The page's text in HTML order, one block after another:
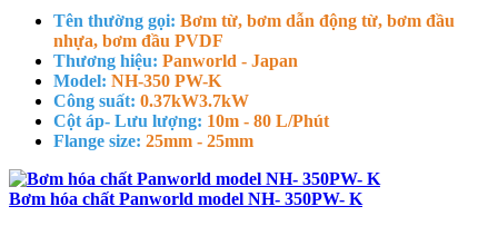
Tên thường gọi: Bơm từ, bơm dẫn động từ, bơm đầu
nhựa, bơm đầu PVDF
Thương hiệu: Panworld - Japan
Model: NH-350 PW-K
Công suất: 0.37kW3.7kW
Cột áp- Lưu lượng: 10m - 80 L/Phút
Flange size: 25mm - 25mm
Bơm hóa chất Panworld model NH- 350PW- K